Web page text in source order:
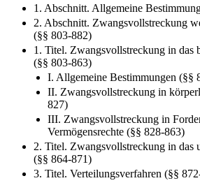
1. Abschnitt. Allgemeine
2. Abschnitt. Zwangsvollstreckung
(§§ 803-882)
1. Titel. Zwangsvollstreckung in das
(§§ 803-863)
I. Allgemeine Bestimmungen (§§
II. Zwangsvollstreckung in
827)
III. Zwangsvollstreckung in
Vermögensrechte (§§ 828-863)
2. Titel. Zwangsvollstreckung in das
(§§ 864-871)
3. Titel. Verteilungsverfahren (§§